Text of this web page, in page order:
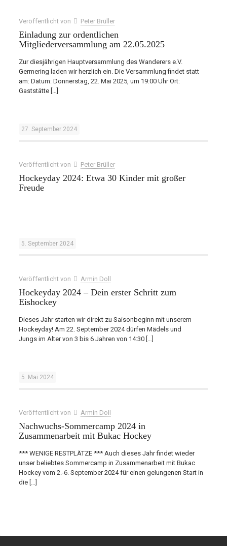
Veröffentlicht von Peter Brüller
Einladung zur ordentlichen
Mitgliederversammlung am 22.05.2025
Zur diesjährigen Hauptversammlung des Wanderers e.V.
Germering laden wir herzlich ein. Die Versammlung findet statt
am: Datum: Donnerstag, 22. Mai 2025, um 19:00 Uhr Ort:
Gaststätte[…]
27. September 2024
Veröffentlicht von Peter Brüller
Hockeyday 2024: Etwa 30 Kinder mit großer
Freude
5. September 2024
Veröffentlicht von Armin Doll
Hockeyday 2024 – Dein erster Schritt zum
Eishockey
Dieses Jahr starten wir direkt zu Saisonbeginn mit unserem
Hockeyday! Am 22. September 2024 dürfen Mädels und
Jungs im Alter von 3 bis 6 Jahren von 14:30[…]
5. Mai 2024
Veröffentlicht von Armin Doll
Nachwuchs-Sommercamp 2024 in
Zusammenarbeit mit Bukac Hockey
*** WENIGE RESTPLÄTZE *** Auch dieses Jahr findet wieder
unser beliebtes Sommercamp in Zusammenarbeit mit Bukac
Hockey vom 2.-6. September 2024 für einen gelungenen Start in
die[…]